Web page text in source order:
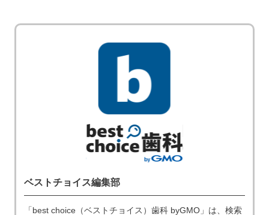
ベストチョイス編集部
「best choice（ベストチョイス）歯科 byGMO」は、検索